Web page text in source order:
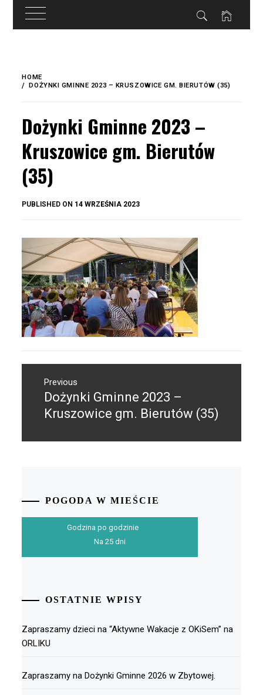
treści
content
HOME
DOŻYNKI GMINNE 2023 – KRUSZOWICE GM. BIERUTÓW (35)
Dożynki Gminne 2023 –
Kruszowice gm. Bierutów
(35)
PUBLISHED ON 14 WRZEŚNIA 2023
wpisuPrevious
Previous
post:
Dożynki Gminne 2023 –
Kruszowice gm. Bierutów (35)
POGODA W MIEŚCIE
Godzina po godzinie
Na 25 dni
OSTATNIE WPISY
Zapraszamy dzieci na “Aktywne Wakacje z OKiSem” na
ORLIKU
Zapraszamy na Dożynki Gminne 2026 w Zbytowej.